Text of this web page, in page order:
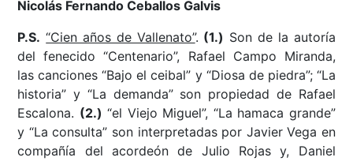
Nicolás Fernando Ceballos Galvis
P.S. “Cien años de Vallenato”. (1.) Son de la autoría
del fenecido “Centenario”, Rafael Campo Miranda,
las canciones “Bajo el ceibal” y “Diosa de piedra”; “La
historia” y “La demanda” son propiedad de Rafael
Escalona. (2.) “el Viejo Miguel”, “La hamaca grande”
y “La consulta” son interpretadas por Javier Vega en
compañía del acordeón de Julio Rojas y, Daniel